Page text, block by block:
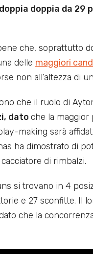
doppia doppia da 29
che, soprattutto
delle maggiori
non all’altezza di
che il ruolo di
dato che la maggior
making sarà
ha dimostrato di
di rimbalzi.
si trovano in 4
e 27 sconfitte. Il
che la